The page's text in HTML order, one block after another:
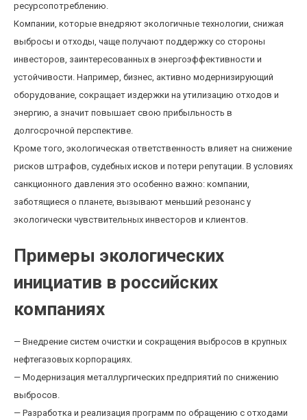
ресурсопотреблению.
Компании, которые внедряют экологичные технологии, снижая
выбросы и отходы, чаще получают поддержку со стороны
инвесторов, заинтересованных в энергоэффективности и
устойчивости. Например, бизнес, активно модернизирующий
оборудование, сокращает издержки на утилизацию отходов и
энергию, а значит повышает свою прибыльность в
долгосрочной перспективе.
Кроме того, экологическая ответственность влияет на снижение
рисков штрафов, судебных исков и потери репутации. В условиях
санкционного давления это особенно важно: компании,
заботящиеся о планете, вызывают меньший резонанс у
экологически чувствительных инвесторов и клиентов.
Примеры экологических
инициатив в российских
компаниях
— Внедрение систем очистки и сокращения выбросов в крупных
нефтегазовых корпорациях.
— Модернизация металлургических предприятий по снижению
выбросов.
— Разработка и реализация программ по обращению с отходами